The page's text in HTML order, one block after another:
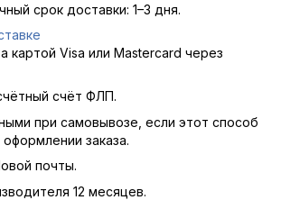
срок доставки: 1–3 дня.
картой Visa или Mastercard через
счёт ФЛП.
при самовывозе, если этот способ
заказа.
почты.
12 месяцев.